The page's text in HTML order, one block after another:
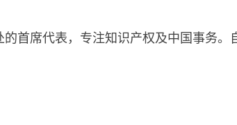
首席代表，专注知识产权及中国事务